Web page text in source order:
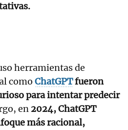
herramientas de
como ChatGPTfueron
para intentar predecir
en 2024, ChatGPT
más racional,